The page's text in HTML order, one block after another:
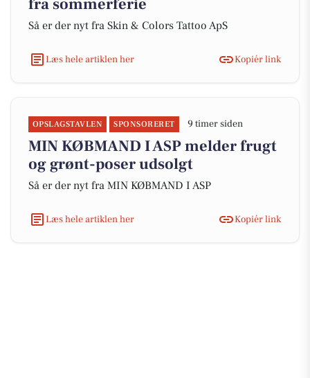
fra sommerferie
Så er der nyt fra Skin & Colors Tattoo ApS
Læs hele artiklen her Kopiér link
OPSLAGSTAVLEN SPONSORERET 9 timer siden
MIN KØBMAND I ASP melder frugt
og grønt-poser udsolgt
Så er der nyt fra MIN KØBMAND I ASP
Læs hele artiklen her Kopiér link